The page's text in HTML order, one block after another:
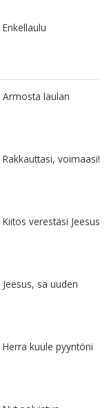
Enkellaulu
Armosta laulan
Rakkauttasi, voimaasi!
Kiitos verestäsi Jeesus
Jeesus, sä uuden
Herra kuule pyyntöni